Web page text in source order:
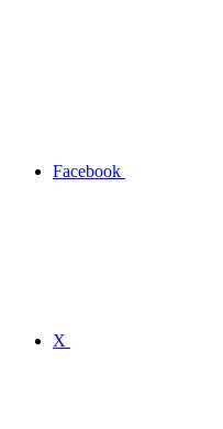
Facebook
X